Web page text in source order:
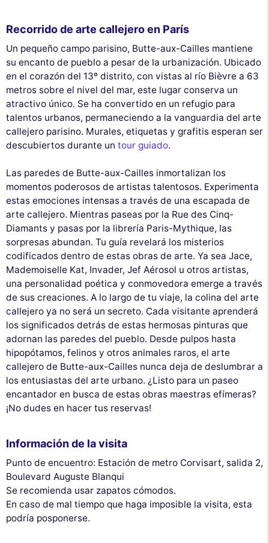
Recorrido de arte callejero en París
Un pequeño campo parisino, Butte-aux-Cailles mantiene
su encanto de pueblo a pesar de la urbanización. Ubicado
en el corazón del 13º distrito, con vistas al río Bièvre a 63
metros sobre el nivel del mar, este lugar conserva un
atractivo único. Se ha convertido en un refugio para
talentos urbanos, permaneciendo a la vanguardia del arte
callejero parisino. Murales, etiquetas y grafitis esperan ser
descubiertos durante un tour guiado.
Las paredes de Butte-aux-Cailles inmortalizan los
momentos poderosos de artistas talentosos. Experimenta
estas emociones intensas a través de una escapada de
arte callejero. Mientras paseas por la Rue des Cinq-
Diamants y pasas por la librería Paris-Mythique, las
sorpresas abundan. Tu guía revelará los misterios
codificados dentro de estas obras de arte. Ya sea Jace,
Mademoiselle Kat, Invader, Jef Aérosol u otros artistas,
una personalidad poética y conmovedora emerge a través
de sus creaciones. A lo largo de tu viaje, la colina del arte
callejero ya no será un secreto. Cada visitante aprenderá
los significados detrás de estas hermosas pinturas que
adornan las paredes del pueblo. Desde pulpos hasta
hipopótamos, felinos y otros animales raros, el arte
callejero de Butte-aux-Cailles nunca deja de deslumbrar a
los entusiastas del arte urbano. ¿Listo para un paseo
encantador en busca de estas obras maestras efímeras?
¡No dudes en hacer tus reservas!
Información de la visita
Punto de encuentro: Estación de metro Corvisart, salida 2,
Boulevard Auguste Blanqui
Se recomienda usar zapatos cómodos.
En caso de mal tiempo que haga imposible la visita, esta
podría posponerse.